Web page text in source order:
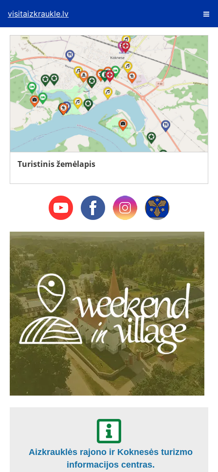
visitaizkraukle.lv
Turistinis žemėlapis
Aizkrauklės rajono ir Koknesės turizmo
informacijos centras.